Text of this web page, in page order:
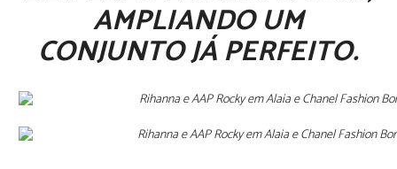
AMPLIANDO UM
CONJUNTO JÁ PERFEITO.